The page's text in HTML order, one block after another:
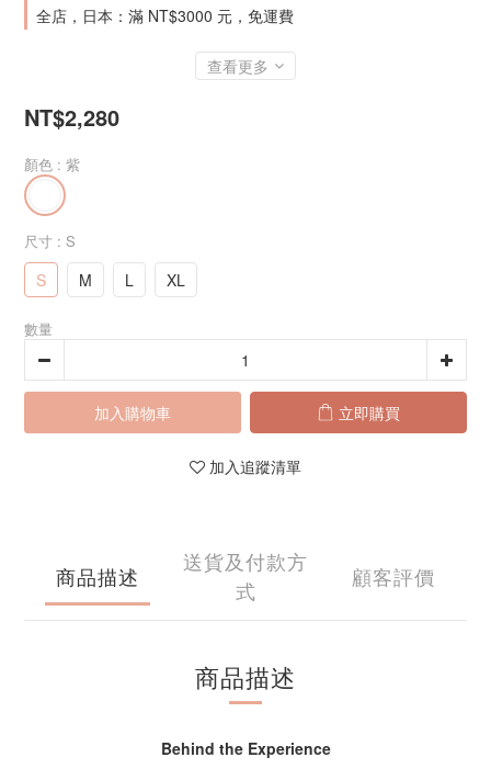
全店，日本：滿 NT$3000 元，免運費
查看更多
NT$2,280
顏色 : 紫
尺寸 : S
S M L XL
數量
加入購物車 立即購買
加入追蹤清單
商品描述
送貨及付款方
式
顧客評價
商品描述
Behind the Experience